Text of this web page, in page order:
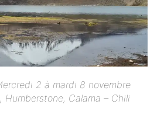
2 à mardi 8 novembre
Humberstone, Calama – Chili